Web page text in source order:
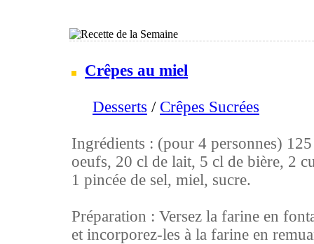
Crêpes au miel
Desserts / Crêpes Sucrées
Ingrédients : (pour 4 personnes)
oeufs, 20 cl de lait, 5 cl de bière, 2
1 pincée de sel, miel, sucre.
Préparation : Versez la farine en
et incorporez-les à la farine en